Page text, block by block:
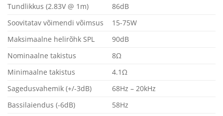
Tundlikkus (2.83V @ 1m)
86dB
Soovitatav võimendi võimsus
15-75W
Maksimaalne helirõhk SPL
90dB
Nominaalne takistus
8Ω
Minimaalne takistus
4.1Ω
Sagedusvahemik (+/-3dB)
68Hz – 20kHz
Bassilaiendus (-6dB)
58Hz